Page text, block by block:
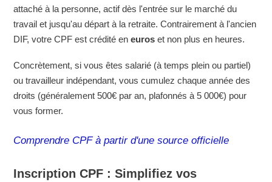
attaché à la personne, actif dès l'entrée sur le marché du
travail et jusqu'au départ à la retraite. Contrairement à l'ancien
DIF, votre CPF est crédité en euros et non plus en heures.
Concrètement, si vous êtes salarié (à temps plein ou partiel)
ou travailleur indépendant, vous cumulez chaque année des
droits (généralement 500€ par an, plafonnés à 5 000€) pour
vous former.
Comprendre CPF à partir d'une source officielle
Inscription CPF : Simplifiez vos